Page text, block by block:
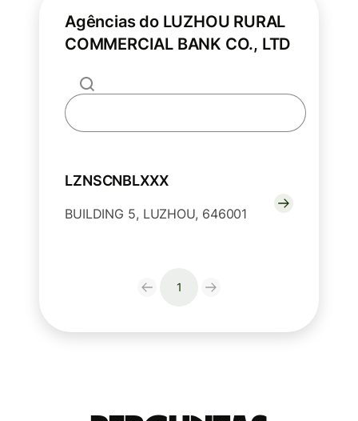
Agências do LUZHOU RURAL
COMMERCIAL BANK CO., LTD
LZNSCNBLXXX
BUILDING 5, LUZHOU, 646001
1